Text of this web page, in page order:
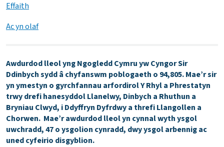
Effaith
Ac yn olaf
Awdurdod lleol yng Ngogledd Cymru yw Cyngor Sir
Ddinbych sydd â chyfanswm poblogaeth o 94,805. Mae’r sir
yn ymestyn o gyrchfannau arfordirol Y Rhyl a Phrestatyn
trwy drefi hanesyddol Llanelwy, Dinbych a Rhuthun a
Bryniau Clwyd, i Ddyffryn Dyfrdwy a threfi Llangollen a
Chorwen. Mae’r awdurdod lleol yn cynnal wyth ysgol
uwchradd, 47 o ysgolion cynradd, dwy ysgol arbennig ac
uned cyfeirio disgyblion.